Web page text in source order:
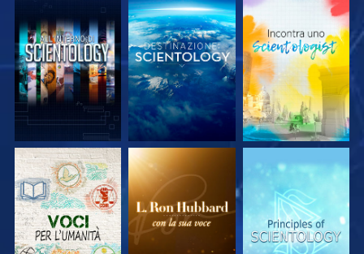
ESPLORA LE
SERIE
ESPLORA LE
SERIE
ESPLORA LE
SERIE